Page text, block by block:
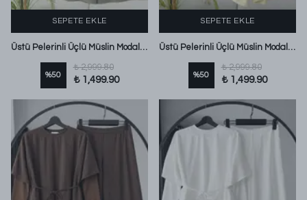
SEPETE EKLE
Üstü Pelerinli Üçlü Müslin Modal Pantolonlu Takım Adaçayı
%50
₺ 2,999.80
₺ 1,499.90
SEPETE EKLE
Üstü Pelerinli Üçlü Müslin Modal Pantolonlu Takım Sarı
%50
₺ 2,999.80
₺ 1,499.90